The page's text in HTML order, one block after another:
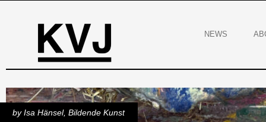
NEWS
by Isa Hänsel, Bildende Kunst